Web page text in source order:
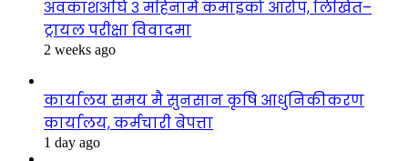
अवकाशअघि ३ महिनामै कमाइको आरोप, लिखित–
ट्रायल परीक्षा विवादमा
2 weeks ago
कार्यालय समय मै सुनसान कृषि आधुनिकीकरण
कार्यालय, कर्मचारी बेपत्ता
1 day ago